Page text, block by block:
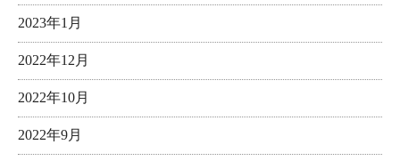
2023年1月
2022年12月
2022年10月
2022年9月